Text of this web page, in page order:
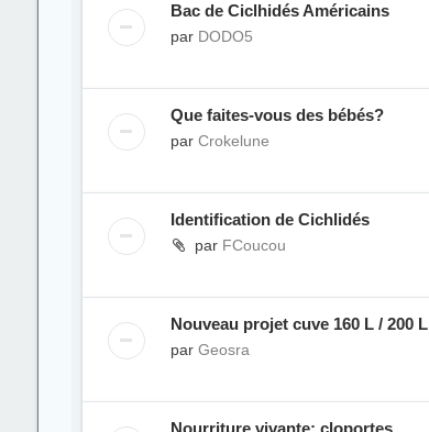
Bac de Ciclhidés Américains
par DODO5
Que faites-vous des bébés?
par Crokelune
Identification de Cichlidés
par FCoucou
Nouveau projet cuve 160 L / 200 L
par Geosra
Nourriture vivante: cloportes